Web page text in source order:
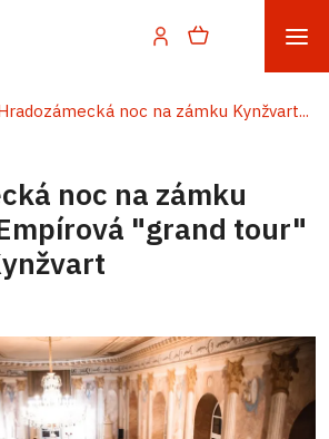
noc na zámku Kynžvart...
noc na zámku
"grand tour"